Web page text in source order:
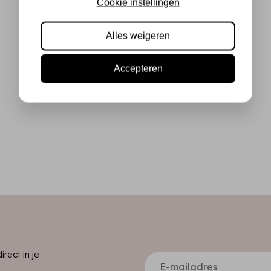
in je
Cookie instellingen
Alles weigeren
Accepteren